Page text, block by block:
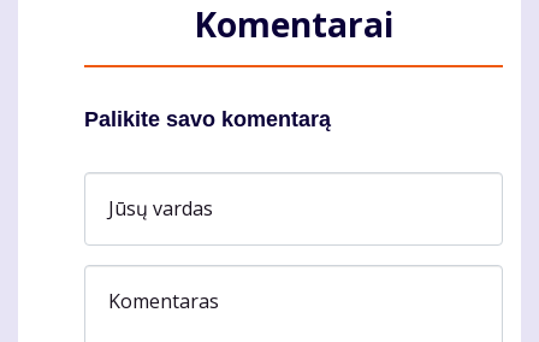
Komentarai
Palikite savo komentarą
Jūsų vardas
Komentaras